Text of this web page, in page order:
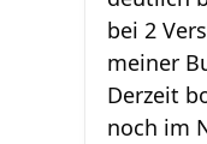
bei 2
meiner
Derzeit
noch im